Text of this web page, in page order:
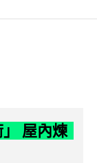
屋內煉